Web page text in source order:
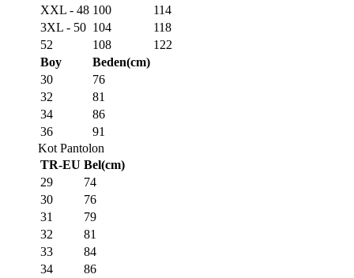
XXL - 48 100
114
3XL - 50 104
118
52
108
122
Boy
Beden(cm)
30
76
32
81
34
86
36
91
Kot Pantolon
TR-EU Bel(cm)
29
74
30
76
31
79
32
81
33
84
34
86